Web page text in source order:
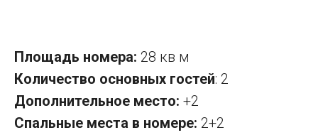
Площадь номера: 28 кв м
Количество основных гостей: 2
Дополнительное место: +2
Спальные места в номере: 2+2